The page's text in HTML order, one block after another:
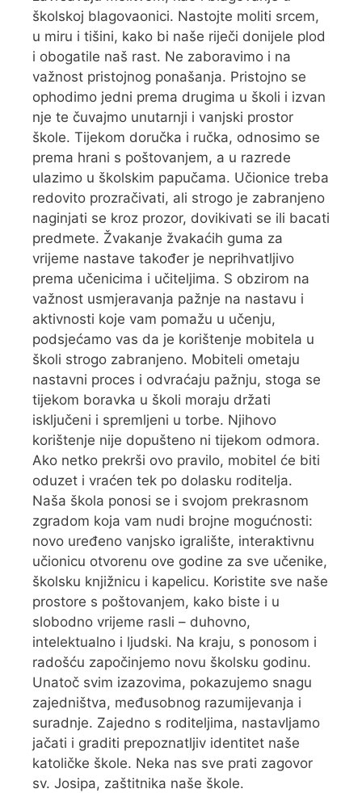
školskoj blagovaonici. Nastojte moliti srcem,
u miru i tišini, kako bi naše riječi donijele plod
i obogatile naš rast. Ne zaboravimo i na
važnost pristojnog ponašanja. Pristojno se
ophodimo jedni prema drugima u školi i izvan
nje te čuvajmo unutarnji i vanjski prostor
škole. Tijekom doručka i ručka, odnosimo se
prema hrani s poštovanjem, a u razrede
ulazimo u školskim papučama. Učionice treba
redovito prozračivati, ali strogo je zabranjeno
naginjati se kroz prozor, dovikivati se ili bacati
predmete. Žvakanje žvakaćih guma za
vrijeme nastave također je neprihvatljivo
prema učenicima i učiteljima. S obzirom na
važnost usmjeravanja pažnje na nastavu i
aktivnosti koje vam pomažu u učenju,
podsjećamo vas da je korištenje mobitela u
školi strogo zabranjeno. Mobiteli ometaju
nastavni proces i odvraćaju pažnju, stoga se
tijekom boravka u školi moraju držati
isključeni i spremljeni u torbe. Njihovo
korištenje nije dopušteno ni tijekom odmora.
Ako netko prekrši ovo pravilo, mobitel će biti
oduzet i vraćen tek po dolasku roditelja.
Naša škola ponosi se i svojom prekrasnom
zgradom koja vam nudi brojne mogućnosti:
novo uređeno vanjsko igralište, interaktivnu
učionicu otvorenu ove godine za sve učenike,
školsku knjižnicu i kapelicu. Koristite sve naše
prostore s poštovanjem, kako biste i u
slobodno vrijeme rasli – duhovno,
intelektualno i ljudski. Na kraju, s ponosom i
radošću započinjemo novu školsku godinu.
Unatoč svim izazovima, pokazujemo snagu
zajedništva, međusobnog razumijevanja i
suradnje. Zajedno s roditeljima, nastavljamo
jačati i graditi prepoznatljiv identitet naše
katoličke škole. Neka nas sve prati zagovor
sv. Josipa, zaštitnika naše škole.